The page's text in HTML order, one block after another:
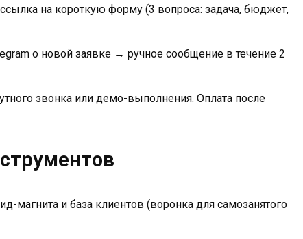
на короткую форму (3 вопроса: задача, бюджет,
о новой заявке → ручное сообщение в течение 2
звонка или демо-выполнения. Оплата после
магнита и база клиентов (воронка для самозанятого